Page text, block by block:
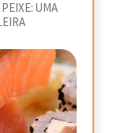
UMA